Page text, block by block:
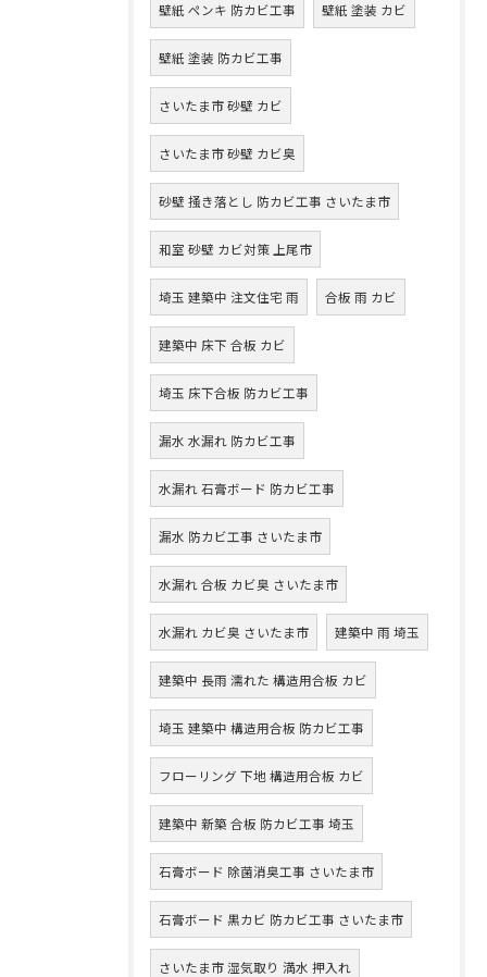
壁紙 ペンキ 防カビ工事 壁紙 塗装 カビ
壁紙 塗装 防カビ工事
さいたま市 砂壁 カビ
さいたま市 砂壁 カビ臭
砂壁 掻き落とし 防カビ工事 さいたま市
和室 砂壁 カビ対策 上尾市
埼玉 建築中 注文住宅 雨 合板 雨 カビ
建築中 床下 合板 カビ
埼玉 床下合板 防カビ工事
漏水 水漏れ 防カビ工事
水漏れ 石膏ボード 防カビ工事
漏水 防カビ工事 さいたま市
水漏れ 合板 カビ臭 さいたま市
水漏れ カビ臭 さいたま市 建築中 雨 埼玉
建築中 長雨 濡れた 構造用合板 カビ
埼玉 建築中 構造用合板 防カビ工事
フローリング 下地 構造用合板 カビ
建築中 新築 合板 防カビ工事 埼玉
石膏ボード 除菌消臭工事 さいたま市
石膏ボード 黒カビ 防カビ工事 さいたま市
さいたま市 湿気取り 満水 押入れ